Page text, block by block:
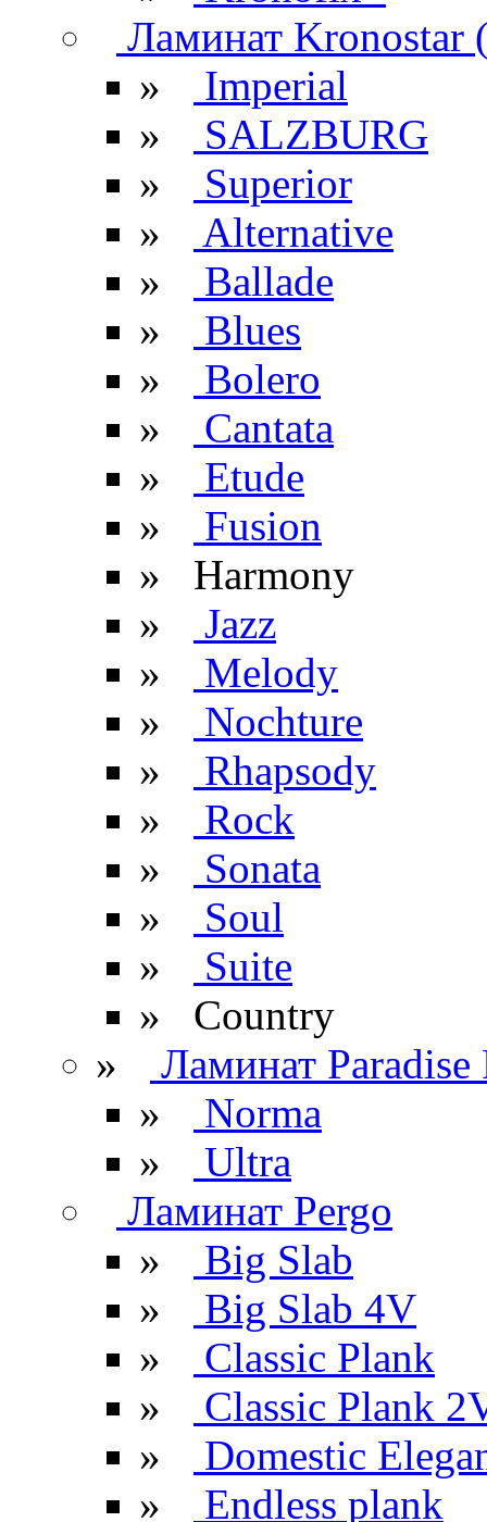
Ламинат Kronostar
»
Imperial
»
SALZBURG
»
Superior
»
Alternative
»
Ballade
»
Blues
»
Bolero
»
Cantata
»
Etude
»
Fusion
» Harmony
»
Jazz
»
Melody
»
Nochture
»
Rhapsody
»
Rock
»
Sonata
»
Soul
»
Suite
» Сountry
»
Ламинат Paradise
»
Norma
»
Ultra
Ламинат Pergo
»
Big Slab
»
Big Slab 4V
»
Classic Plank
»
Classic Plank
»
Domestic
»
Endless plank